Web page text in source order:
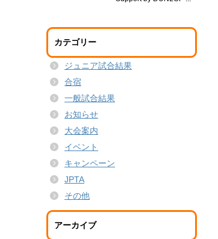
カテゴリー
ジュニア試合結果
合宿
一般試合結果
お知らせ
大会案内
イベント
キャンペーン
JPTA
その他
アーカイブ